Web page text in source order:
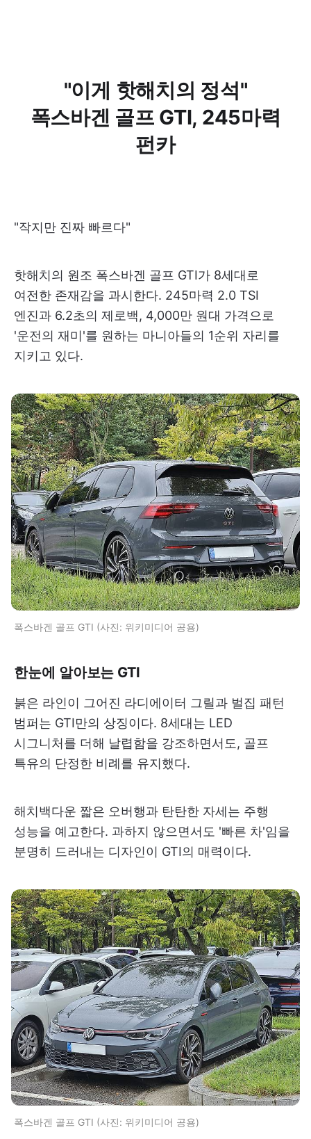
"이게 핫해치의 정석"
폭스바겐 골프 GTI, 245마력
펀카
"작지만 진짜 빠르다"
핫해치의 원조 폭스바겐 골프 GTI가 8세대로
여전한 존재감을 과시한다. 245마력 2.0 TSI
엔진과 6.2초의 제로백, 4,000만 원대 가격으로
'운전의 재미'를 원하는 마니아들의 1순위 자리를
지키고 있다.
폭스바겐 골프 GTI (사진: 위키미디어 공용)
한눈에 알아보는 GTI
붉은 라인이 그어진 라디에이터 그릴과 벌집 패턴
범퍼는 GTI만의 상징이다. 8세대는 LED
시그니처를 더해 날렵함을 강조하면서도, 골프
특유의 단정한 비례를 유지했다.
해치백다운 짧은 오버행과 탄탄한 자세는 주행
성능을 예고한다. 과하지 않으면서도 '빠른 차'임을
분명히 드러내는 디자인이 GTI의 매력이다.
폭스바겐 골프 GTI (사진: 위키미디어 공용)